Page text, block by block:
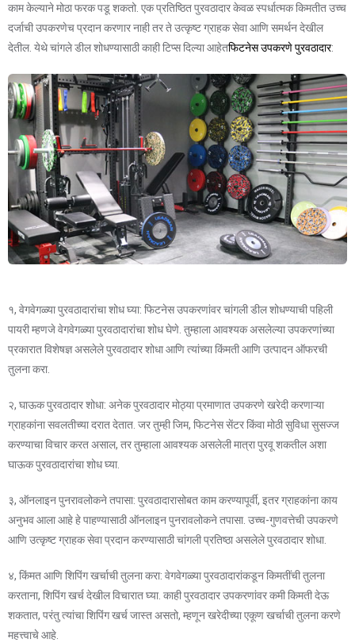
काम केल्याने मोठा फरक पडू शकतो. एक प्रतिष्ठित पुरवठादार केवळ स्पर्धात्मक किमतीत उच्च
दर्जाची उपकरणेच प्रदान करणार नाही तर ते उत्कृष्ट ग्राहक सेवा आणि समर्थन देखील
देतील. येथे चांगले डील शोधण्यासाठी काही टिप्स दिल्या आहेतफिटनेस उपकरणे पुरवठादार:
१, वेगवेगळ्या पुरवठादारांचा शोध घ्या: फिटनेस उपकरणांवर चांगली डील शोधण्याची पहिली
पायरी म्हणजे वेगवेगळ्या पुरवठादारांचा शोध घेणे. तुम्हाला आवश्यक असलेल्या उपकरणांच्या
प्रकारात विशेषज्ञ असलेले पुरवठादार शोधा आणि त्यांच्या किंमती आणि उत्पादन ऑफरची
तुलना करा.
२, घाऊक पुरवठादार शोधा: अनेक पुरवठादार मोठ्या प्रमाणात उपकरणे खरेदी करणाऱ्या
ग्राहकांना सवलतीच्या दरात देतात. जर तुम्ही जिम, फिटनेस सेंटर किंवा मोठी सुविधा सुसज्ज
करण्याचा विचार करत असाल, तर तुम्हाला आवश्यक असलेली मात्रा पुरवू शकतील अशा
घाऊक पुरवठादारांचा शोध घ्या.
३, ऑनलाइन पुनरावलोकने तपासा: पुरवठादारासोबत काम करण्यापूर्वी, इतर ग्राहकांना काय
अनुभव आला आहे हे पाहण्यासाठी ऑनलाइन पुनरावलोकने तपासा. उच्च-गुणवत्तेची उपकरणे
आणि उत्कृष्ट ग्राहक सेवा प्रदान करण्यासाठी चांगली प्रतिष्ठा असलेले पुरवठादार शोधा.
४, किंमत आणि शिपिंग खर्चाची तुलना करा: वेगवेगळ्या पुरवठादारांकडून किमतींची तुलना
करताना, शिपिंग खर्च देखील विचारात घ्या. काही पुरवठादार उपकरणांवर कमी किमती देऊ
शकतात, परंतु त्यांचा शिपिंग खर्च जास्त असतो, म्हणून खरेदीच्या एकूण खर्चाची तुलना करणे
महत्त्वाचे आहे.